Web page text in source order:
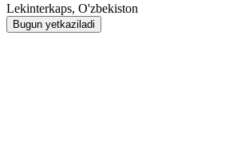
Lekinterkaps, O'zbekiston
Bugun yetkaziladi